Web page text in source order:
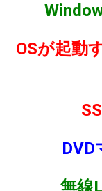
OSが起動
無線